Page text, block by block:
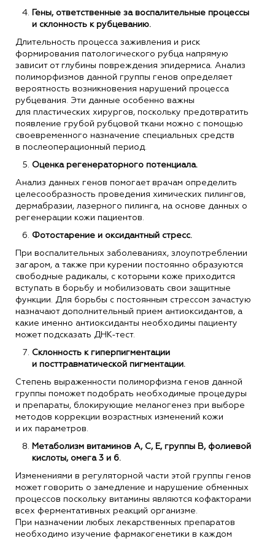
Гены, ответственные за воспалительные процессы
и склонность к рубцеванию.
Длительность процесса заживления и риск
формирования патологического рубца напрямую
зависит от глубины повреждения эпидермиса. Анализ
полиморфизмов данной группы генов определяет
вероятность возникновения нарушений процесса
рубцевания. Эти данные особенно важны
для пластических хирургов, поскольку предотвратить
появление грубой рубцовой ткани можно с помощью
своевременного назначение специальных средств
в послеоперационный период.
Оценка регенераторного потенциала.
Анализ данных генов помогает врачам определить
целесообразность проведения химических пилингов,
дермабразии, лазерного пилинга, на основе данных о
регенерации кожи пациентов.
Фотостарение и оксидантный стресс.
При воспалительных заболеваниях, злоупотреблении
загаром, а также при курении постоянно образуются
свободные радикалы, с которыми коже приходится
вступать в борьбу и мобилизовать свои защитные
функции. Для борьбы с постоянным стрессом зачастую
назначают дополнительный прием антиоксидантов, а
какие именно антиоксиданты необходимы пациенту
может подсказать ДНК-тест.
Склонность к гиперпигментации
и посттравматической пигментации.
Степень выраженности полиморфизма генов данной
группы поможет подобрать необходимые процедуры
и препараты, блокирующие меланогенез при выборе
методов коррекции возрастных изменений кожи
и их параметров.
Метаболизм витаминов А, С, Е, группы В, фолиевой
кислоты, омега 3 и 6.
Изменениями в регуляторной части этой группы генов
может говорить о замедление и нарушение обменных
процессов поскольку витамины являются кофакторами
всех ферментативных реакций организме.
При назначении любых лекарственных препаратов
необходимо изучение фармакогенетики в каждом